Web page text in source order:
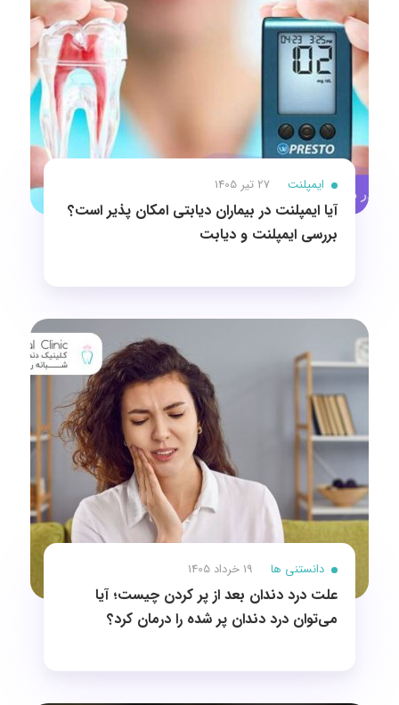
ایمپلنت 27 تیر 1405
آیا ایمپلنت در بیماران دیابتی امکان پذیر است؟
بررسی ایمپلنت و دیابت
دانستنی ها 19 خرداد 1405
علت درد دندان بعد از پر کردن چیست؛ آیا
می‌توان درد دندان پر شده را درمان کرد؟